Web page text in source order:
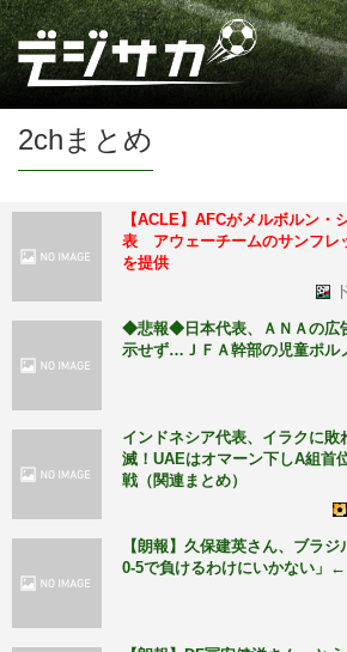
2chまとめ
【ACLE】AFCがメルボルン・
表 アウェーチームのサンフレ
を提供
◆悲報◆日本代表、ＡＮＡの広
示せず…ＪＦＡ幹部の児童ポル
インドネシア代表、イラクに敗
滅！UAEはオマーン下しA組
戦（関連まとめ）
【朗報】久保建英さん、ブラジ
0-5で負けるわけにいかない」